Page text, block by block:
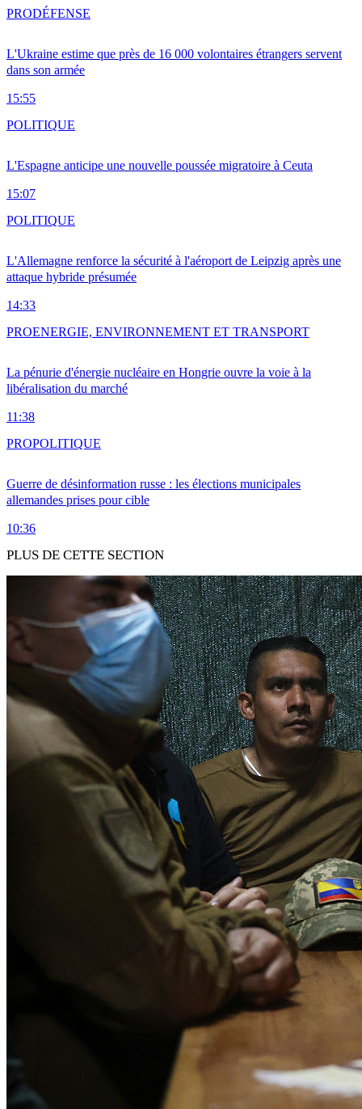
L'Ukraine estime que près de 16 000 volontaires étrangers servent
dans son armée
15:55
PRODÉFENSE
L'Espagne anticipe une nouvelle poussée migratoire à Ceuta
15:07
POLITIQUE
L'Allemagne renforce la sécurité à l'aéroport de Leipzig après une
attaque hybride présumée
14:33
POLITIQUE
La pénurie d'énergie nucléaire en Hongrie ouvre la voie à la
libéralisation du marché
11:38
PROENERGIE, ENVIRONNEMENT ET TRANSPORT
Guerre de désinformation russe : les élections municipales
allemandes prises pour cible
10:36
PROPOLITIQUE
PLUS DE CETTE SECTION